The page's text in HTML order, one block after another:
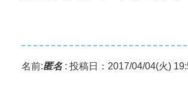
名前:匿名: 投稿日：2017/04/04(火)